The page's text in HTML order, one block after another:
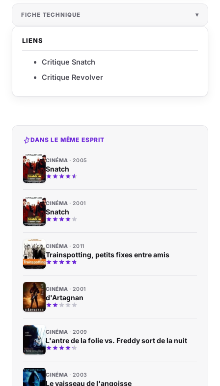
FICHE TECHNIQUE
LIENS
Critique Snatch
Critique Revolver
DANS LE MÊME ESPRIT
CINÉMA 2005
Snatch
CINÉMA 2001
Snatch
CINÉMA 2011
Trainspotting, petits fixes entre amis
CINÉMA 2001
d'Artagnan
CINÉMA 2009
L'antre de la folie vs. Freddy sort de la nuit
CINÉMA 2003
Le vaisseau de l'angoisse